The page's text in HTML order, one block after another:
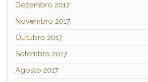
Dezembro 2017
Novembro 2017
Outubro 2017
Setembro 2017
Agosto 2017